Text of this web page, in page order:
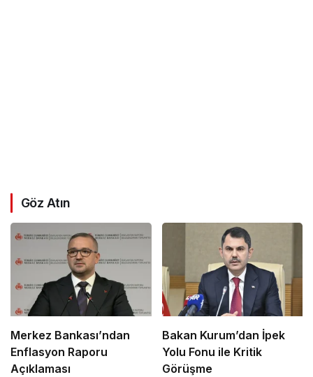
Göz Atın
Merkez Bankası’ndan
Enflasyon Raporu
Açıklaması
Bakan Kurum’dan İpek
Yolu Fonu ile Kritik
Görüşme